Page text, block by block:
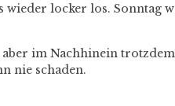
locker los. Sonntag
im Nachhinein
nie schaden.